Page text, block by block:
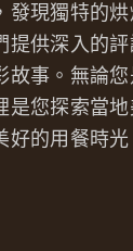
發現獨特的
提供深入的
故事。無論
是您探索當
的用餐時光